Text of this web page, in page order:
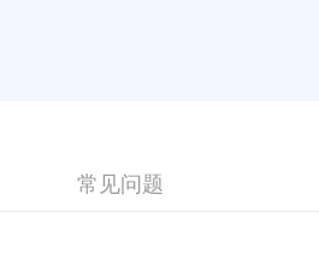
常见问题